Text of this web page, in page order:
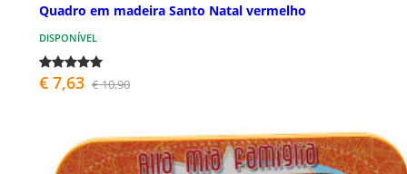
Quadro em madeira Santo Natal vermelho
DISPONÍVEL
€ 7,63 € 10,90